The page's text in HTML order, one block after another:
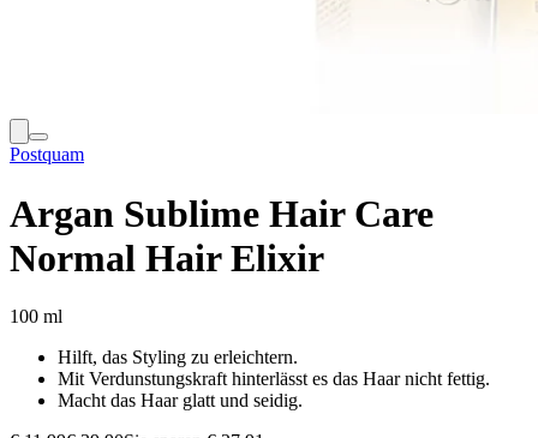
Postquam
Argan Sublime Hair Care
Normal Hair Elixir
100 ml
Hilft, das Styling zu erleichtern.
Mit Verdunstungskraft hinterlässt es das Haar nicht fettig.
Macht das Haar glatt und seidig.